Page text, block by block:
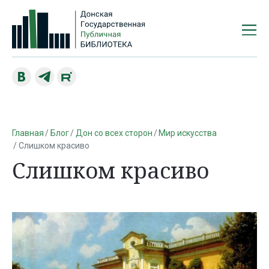
Главная Блог Дон со всех сторон
Мир искусства
Слишком красиво
Слишком красиво